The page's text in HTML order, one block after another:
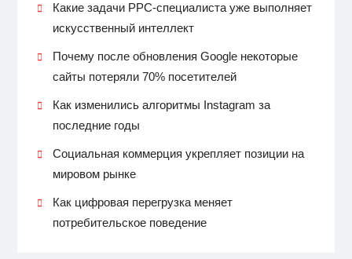
Какие задачи PPC-специалиста уже выполняет
искусственный интеллект
Почему после обновления Google некоторые
сайты потеряли 70% посетителей
Как изменились алгоритмы Instagram за
последние годы
Социальная коммерция укрепляет позиции на
мировом рынке
Как цифровая перегрузка меняет
потребительское поведение